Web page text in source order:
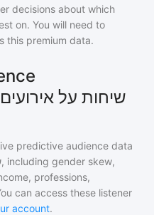
decisions about which
on. You will need to
this premium data.
predictive audience data
, including gender skew,
professions,
can access these listener
account.